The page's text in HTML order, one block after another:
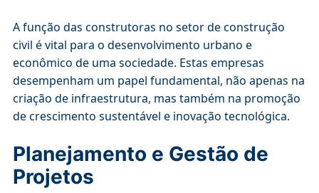
A função das construtoras no setor de construção
civil é vital para o desenvolvimento urbano e
econômico de uma sociedade. Estas empresas
desempenham um papel fundamental, não apenas na
criação de infraestrutura, mas também na promoção
de crescimento sustentável e inovação tecnológica.
Planejamento e Gestão de
Projetos